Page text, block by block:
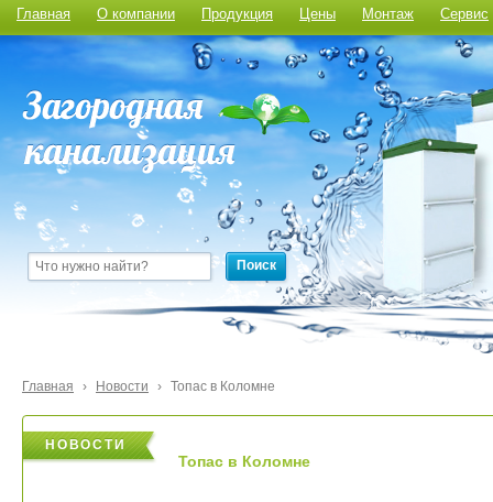
Главная О компании Продукция Цены Монтаж Сервис
Поиск
Главная › Новости › Топас в Коломне
НОВОСТИ
НОВОСТИ
Топас в Коломне